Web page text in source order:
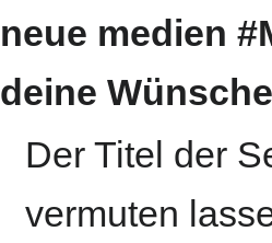
neue medien
deine
Der Titel der
vermuten